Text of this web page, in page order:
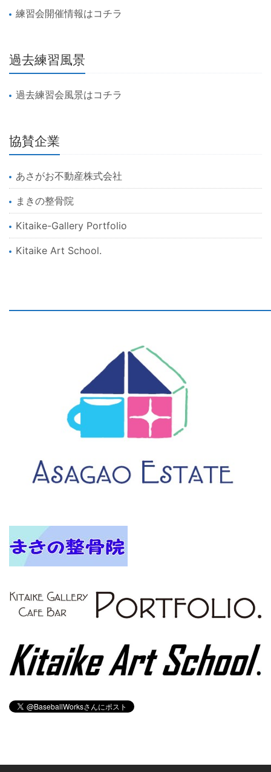
練習会開催情報はコチラ
過去練習風景
過去練習会風景はコチラ
協賛企業
あさがお不動産株式会社
まきの整骨院
Kitaike-Gallery Portfolio
Kitaike Art School.